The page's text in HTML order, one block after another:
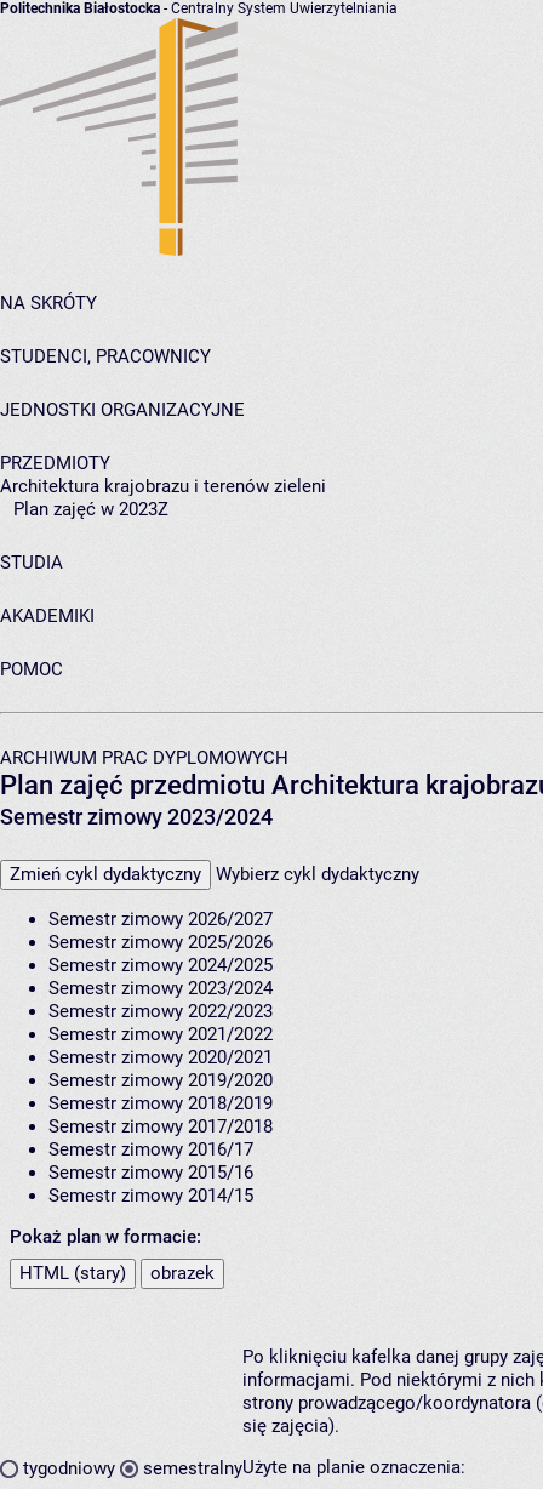
Politechnika Białostocka - Centralny System Uwierzytelniania
NA SKRÓTY
STUDENCI, PRACOWNICY
JEDNOSTKI ORGANIZACYJNE
PRZEDMIOTY
Architektura krajobrazu i terenów zieleni
Plan zajęć w 2023Z
STUDIA
AKADEMIKI
POMOC
ARCHIWUM PRAC DYPLOMOWYCH
Plan zajęć przedmiotu Architektura
Semestr zimowy 2023/2024
Zmień cykl dydaktyczny Wybierz cykl dydaktyczny
Semestr zimowy 2026/2027
Semestr zimowy 2025/2026
Semestr zimowy 2024/2025
Semestr zimowy 2023/2024
Semestr zimowy 2022/2023
Semestr zimowy 2021/2022
Semestr zimowy 2020/2021
Semestr zimowy 2019/2020
Semestr zimowy 2018/2019
Semestr zimowy 2017/2018
Semestr zimowy 2016/17
Semestr zimowy 2015/16
Semestr zimowy 2014/15
Pokaż plan w formacie:
HTML (stary)
obrazek
tygodniowy semestralny
Po kliknięciu kafelka danej grupy
informacjami. Pod niektórymi z nich
strony prowadzącego/koordynatora
się zajęcia).
Użyte na planie oznaczenia: